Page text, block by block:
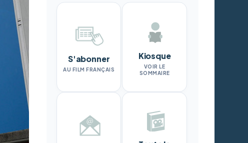
S'abonner
AU FILM FRANÇAIS
Kiosque
VOIR LE
SOMMAIRE